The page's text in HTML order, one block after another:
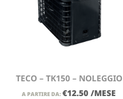
TECO – TK150 – NOLEGGIO
A PARTIRE DA: €12.50 /MESE